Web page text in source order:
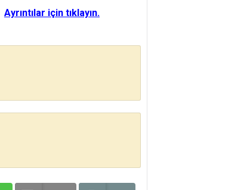
Ayrıntılar için tıklayın.